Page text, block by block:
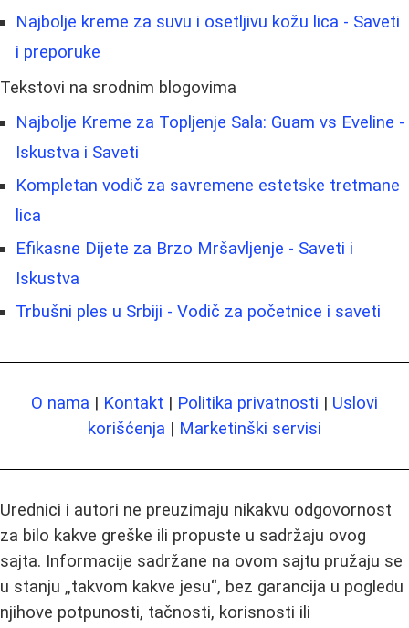
Najbolje kreme za suvu i osetljivu kožu lica - Saveti
i preporuke
Tekstovi na srodnim blogovima
Najbolje Kreme za Topljenje Sala: Guam vs Eveline -
Iskustva i Saveti
Kompletan vodič za savremene estetske tretmane
lica
Efikasne Dijete za Brzo Mršavljenje - Saveti i
Iskustva
Trbušni ples u Srbiji - Vodič za početnice i saveti
O nama | Kontakt | Politika privatnosti | Uslovi
korišćenja | Marketinški servisi
Urednici i autori ne preuzimaju nikakvu odgovornost
za bilo kakve greške ili propuste u sadržaju ovog
sajta. Informacije sadržane na ovom sajtu pružaju se
u stanju „takvom kakve jesu“, bez garancija u pogledu
njihove potpunosti, tačnosti, korisnosti ili